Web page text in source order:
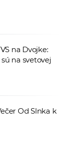
na Dvojke:
na svetovej
Od Slnka k